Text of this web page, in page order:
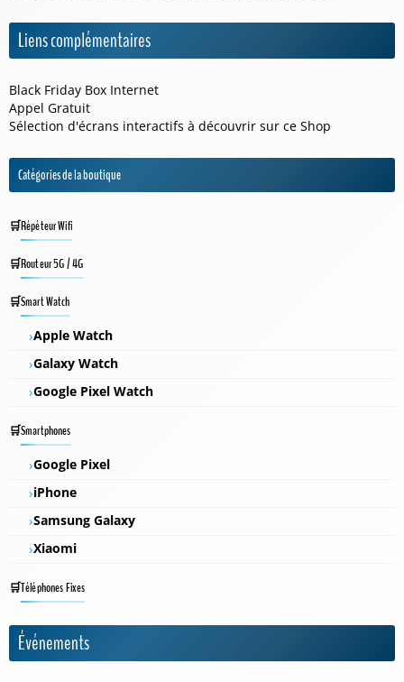
Liens complémentaires
Black Friday Box Internet
Appel Gratuit
Sélection d'écrans interactifs à découvrir sur ce Shop
Catégories de la boutique
Répéteur Wifi
Routeur 5G / 4G
Smart Watch
Apple Watch
Galaxy Watch
Google Pixel Watch
Smartphones
Google Pixel
iPhone
Samsung Galaxy
Xiaomi
Téléphones Fixes
Événements